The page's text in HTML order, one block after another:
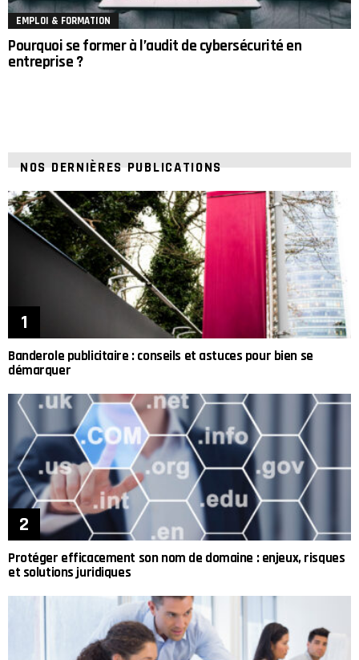
EMPLOI & FORMATION
Pourquoi se former à l’audit de cybersécurité en
entreprise ?
NOS DERNIÈRES PUBLICATIONS
Banderole publicitaire : conseils et astuces pour bien se
démarquer
Protéger efficacement son nom de domaine : enjeux, risques
et solutions juridiques